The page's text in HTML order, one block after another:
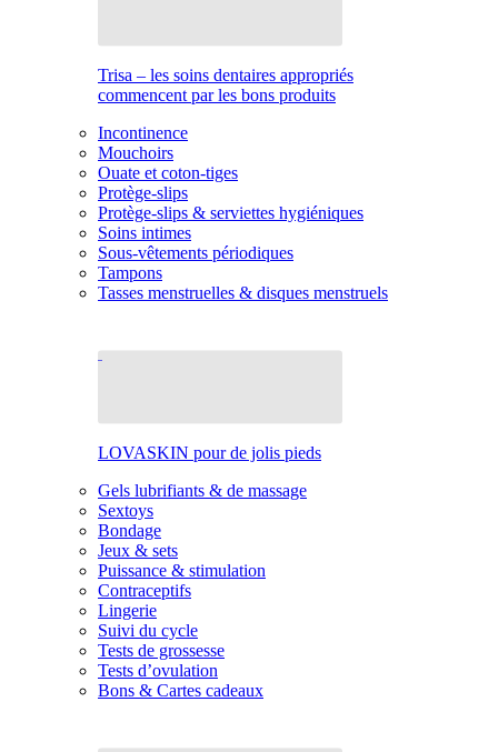
Trisa – les soins dentaires appropriés
commencent par les bons produits
Incontinence
Mouchoirs
Ouate et coton-tiges
Protège-slips
Protège-slips & serviettes hygiéniques
Soins intimes
Sous-vêtements périodiques
Tampons
Tasses menstruelles & disques menstruels
LOVASKIN pour de jolis pieds
Gels lubrifiants & de massage
Sextoys
Bondage
Jeux & sets
Puissance & stimulation
Contraceptifs
Lingerie
Suivi du cycle
Tests de grossesse
Tests d’ovulation
Bons & Cartes cadeaux